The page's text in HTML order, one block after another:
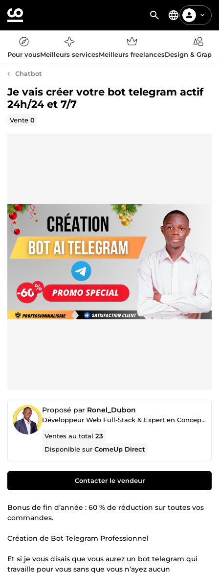
Pour vousMeilleurs servicesMeilleurs freelancesDesign &
Chatbot
Je vais créer votre bot telegram actif
24h/24 et 7/7
Vente0
Proposé par Ronel_Dubon
Développeur Web Full-Stack & Expert en Conception de Tunnel de vente
Ventes au total23
Disponible surComeUp Direct
Contacter le vendeur
Bonus de fin d’année : 60 % de réduction sur toutes vos
commandes.
Création de Bot Telegram Professionnel
Et si je vous disais que vous aurez un bot telegram qui
travaille pour vous sans que vous n’ayez aucun